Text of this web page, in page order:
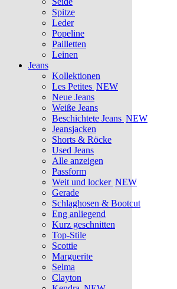
Spitze
Leder
Popeline
Pailletten
Leinen
Jeans
Kollektionen
Les Petites NEW
Neue Jeans
Weiße Jeans
Beschichtete Jeans NEW
Jeansjacken
Shorts & Röcke
Used Jeans
Alle anzeigen
Passform
Weit und locker NEW
Gerade
Schlaghosen & Bootcut
Eng anliegend
Kurz geschnitten
Top-Stile
Scottie
Marguerite
Selma
Clayton